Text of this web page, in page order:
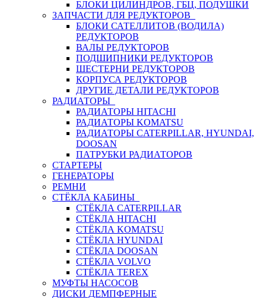
БЛОКИ ЦИЛИНДРОВ, ГБЦ, ПОДУШКИ
ЗАПЧАСТИ ДЛЯ РЕДУКТОРОВ
БЛОКИ САТЕЛЛИТОВ (ВОДИЛА)
РЕДУКТОРОВ
ВАЛЫ РЕДУКТОРОВ
ПОДШИПНИКИ РЕДУКТОРОВ
ШЕСТЕРНИ РЕДУКТОРОВ
КОРПУСА РЕДУКТОРОВ
ДРУГИЕ ДЕТАЛИ РЕДУКТОРОВ
РАДИАТОРЫ
РАДИАТОРЫ HITACHI
РАДИАТОРЫ KOMATSU
РАДИАТОРЫ CATERPILLAR, HYUNDAI,
DOOSAN
ПАТРУБКИ РАДИАТОРОВ
СТАРТЕРЫ
ГЕНЕРАТОРЫ
РЕМНИ
СТЁКЛА КАБИНЫ
СТЁКЛА CATERPILLAR
СТЁКЛА HITACHI
СТЁКЛА KOMATSU
СТЁКЛА HYUNDAI
СТЁКЛА DOOSAN
СТЁКЛА VOLVO
СТЁКЛА TEREX
МУФТЫ НАСОСОВ
ДИСКИ ДЕМПФЕРНЫЕ